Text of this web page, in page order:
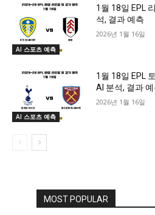
AI 스포츠 예측
1월 18일 EPL
석, 결과 예측
2026년 1월 16일
AI 스포츠 예측
1월 18일 EPL
AI 분석, 결과
2026년 1월 16일
MOST POPULAR